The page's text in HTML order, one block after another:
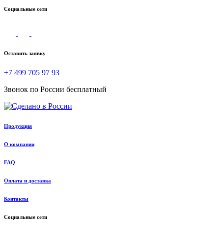
Социальные сети
Оставить заявку
+7 499 705 97 93
Звонок по России бесплатный
Продукция
О компании
FAQ
Оплата и доставка
Контакты
Социальные сети